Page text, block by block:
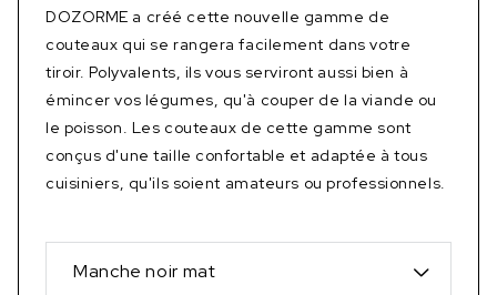
DOZORME a créé cette nouvelle gamme de
couteaux qui se rangera facilement dans votre
tiroir. Polyvalents, ils vous serviront aussi bien à
émincer vos légumes, qu'à couper de la viande ou
le poisson. Les couteaux de cette gamme sont
conçus d'une taille confortable et adaptée à tous
cuisiniers, qu'ils soient amateurs ou professionnels.
Manche noir mat